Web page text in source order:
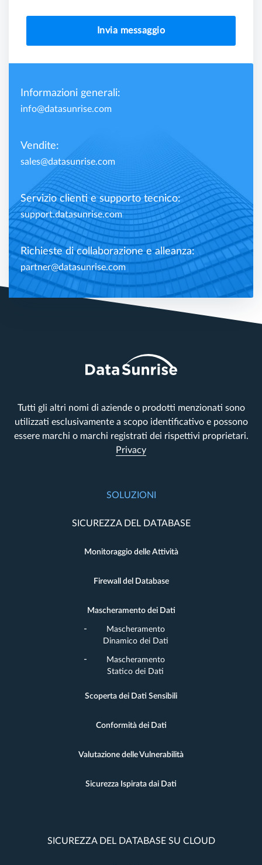
Invia messaggio
Informazioni generali:
info@datasunrise.com
Vendite:
sales@datasunrise.com
Servizio clienti e supporto tecnico:
support.datasunrise.com
Richieste di collaborazione e alleanza:
partner@datasunrise.com
Tutti gli altri nomi di aziende o prodotti menzionati sono
utilizzati esclusivamente a scopo identificativo e possono
essere marchi o marchi registrati dei rispettivi proprietari.
Privacy
SOLUZIONI
SICUREZZA DEL DATABASE
Monitoraggio delle Attività
Firewall del Database
Mascheramento dei Dati
Mascheramento
Dinamico dei Dati
Mascheramento
Statico dei Dati
Scoperta dei Dati Sensibili
Conformità dei Dati
Valutazione delle Vulnerabilità
Sicurezza Ispirata dai Dati
SICUREZZA DEL DATABASE SU CLOUD